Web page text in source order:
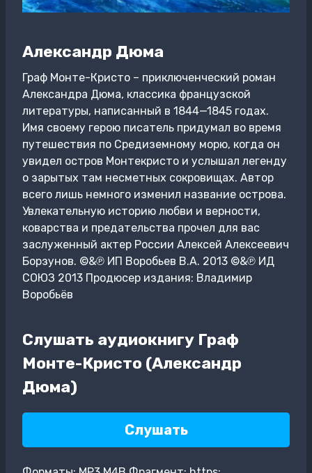
Александр Дюма
Граф Монте-Кристо – приключенческий роман
Александра Дюма, классика французской
литературы, написанный в 1844—1845 годах.
Имя своему герою писатель придумал во время
путешествия по Средиземному морю, когда он
увидел остров Монтекристо и услышал легенду
о зарытых там несметных сокровищах. Автор
всего лишь немного изменил название острова.
Увлекательную историю любви и верности,
коварства и предательства прочел для вас
заслуженный актер России Алексей Алексеевич
Борзунов. ©&℗ ИП Воробьев В.А. 2013 ©&℗ ИД
СОЮЗ 2013 Продюсер издания: Владимир
Воробьёв
Слушать аудиокнигу Граф
Монте-Кристо (Александр
Дюма)
Слушать